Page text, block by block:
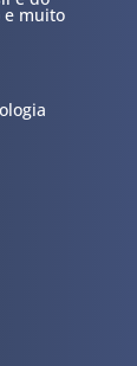
e muito